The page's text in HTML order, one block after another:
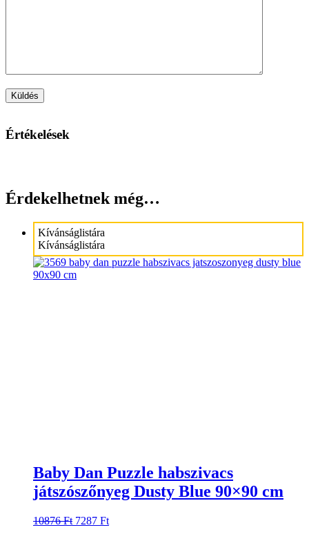
Értékelések
Érdekelhetnek még…
Kívánságlistára
Kívánságlistára
Baby Dan Puzzle habszivacs
játszószőnyeg Dusty Blue 90×90 cm
10876Ft 7287 Ft